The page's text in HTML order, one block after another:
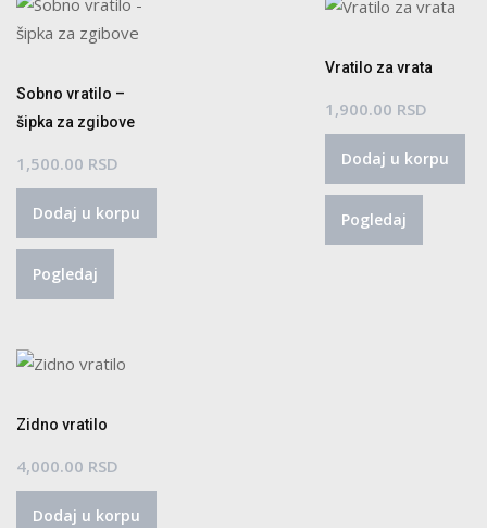
Sobno vratilo –
šipka za zgibove
1,500.00 RSD
Dodaj u korpu
Pogledaj
Vratilo za vrata
1,900.00 RSD
Dodaj u korpu
Pogledaj
Zidno vratilo
4,000.00 RSD
Dodaj u korpu